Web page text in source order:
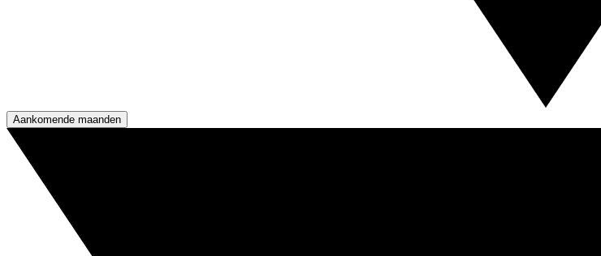
Aankomende maanden